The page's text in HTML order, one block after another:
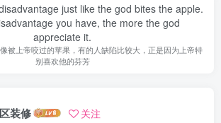
just like the god bites the apple.
you have, the more the god
appreciate it.
被上帝咬过的苹果，有的人缺陷比较大，正是因为上帝特
别喜欢他的芬芳
装修 关注